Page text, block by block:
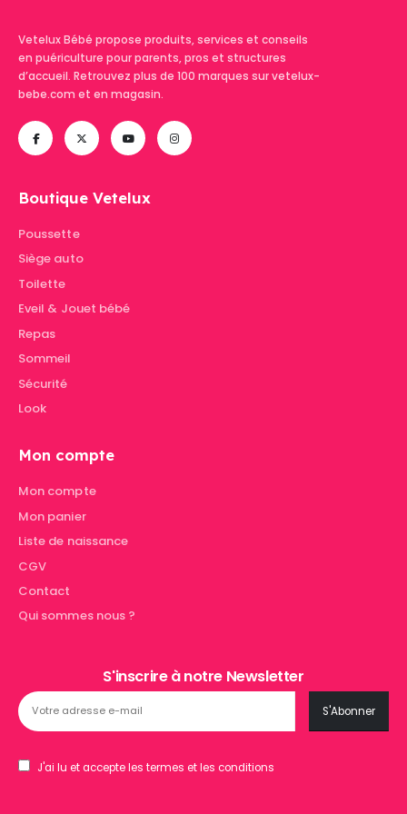
Vetelux Bébé propose produits, services et conseils
en puériculture pour parents, pros et structures
d’accueil. Retrouvez plus de 100 marques sur vetelux-
bebe.com et en magasin.
Boutique Vetelux
Poussette
Siège auto
Toilette
Eveil & Jouet bébé
Repas
Sommeil
Sécurité
Look
Mon compte
Mon compte
Mon panier
Liste de naissance
CGV
Contact
Qui sommes nous ?
S'inscrire à notre Newsletter
J'ai lu et accepte les termes et les conditions